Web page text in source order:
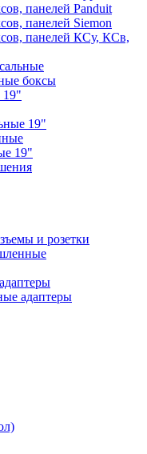
панелей Panduit
панелей Siemon
панелей КСу, КСв,
боксы
19"
19"
19"
и розетки
адаптеры